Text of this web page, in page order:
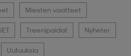
Miesten vaatteet
Treenipaidat Nyheter
Uutuuksia